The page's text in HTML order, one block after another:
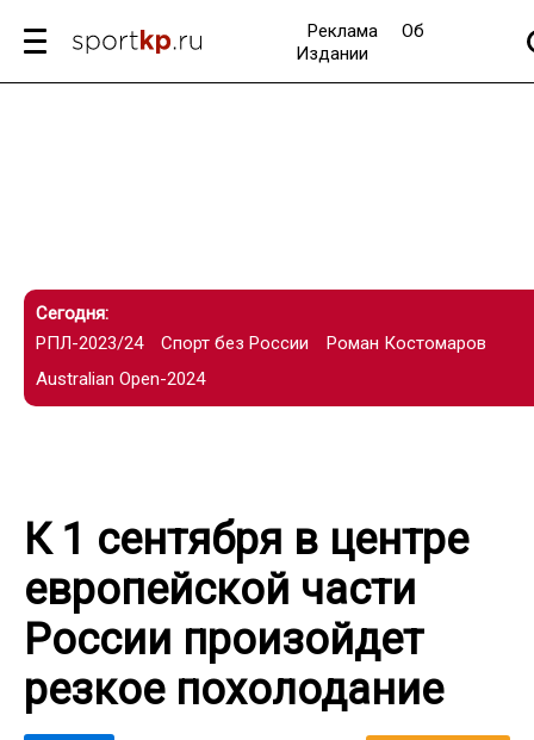
Реклама
Об
Издании
Сегодня:
РПЛ-2023/24
Спорт без России
Роман Костомаров
Australian Open-2024
К 1 сентября в центре
европейской части
России произойдет
резкое похолодание